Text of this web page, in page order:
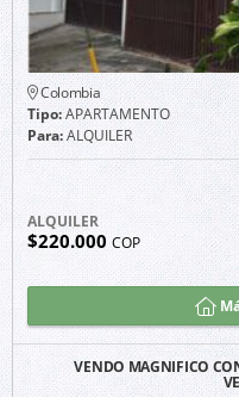
Colombia
Tipo:APARTAMENTO
Para:ALQUILER
ALQUILER
$220.000 COP
VENDO MAGNIFICO